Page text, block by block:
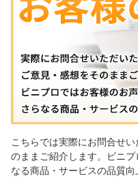
こちらでは実際にお問合せ
のままご紹介します。ビニ
なる商品・サービスの品質向